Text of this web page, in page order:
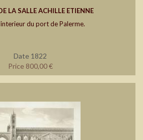
LA SALLE ACHILLE ETIENNE
du port de Palerme.
Date 1822
Price 800,00 €